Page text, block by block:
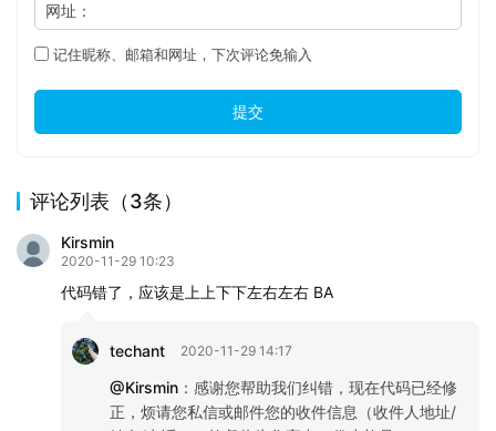
网址：
记住昵称、邮箱和网址，下次评论免输入
提交
评论列表（3条）
Kirsmin
2020-11-29 10:23
代码错了，应该是上上下下左右左右 BA
techant 2020-11-29 14:17
@Kirsmin ： 感谢您帮助我们纠错，现在代码已经修
正，烦请您私信或邮件您的收件信息（收件人地址/